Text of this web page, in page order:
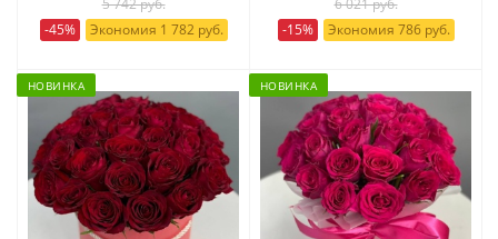
-45%
Экономия 1 782 руб.
-15%
Экономия 786 руб.
НОВИНКА НОВИНКА